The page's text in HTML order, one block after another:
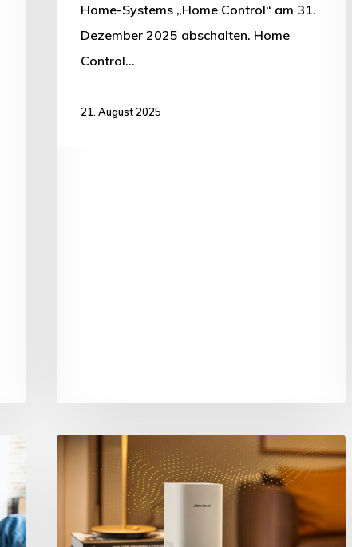
Home-Systems „Home Control“ am 31.
Dezember 2025 abschalten. Home
Control…
21. August 2025